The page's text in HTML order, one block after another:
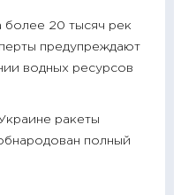
более 20 тысяч рек
предупреждают
водных ресурсов
ракеты
полный